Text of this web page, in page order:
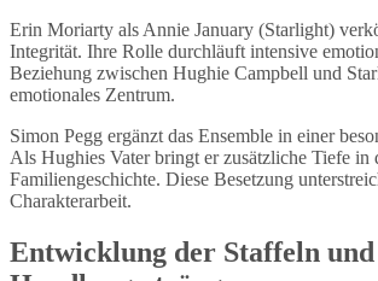
Erin Moriarty als Annie January (Starlight)
Integrität. Ihre Rolle durchläuft intensive
Beziehung zwischen Hughie Campbell und
emotionales Zentrum.
Simon Pegg ergänzt das Ensemble in einer
Als Hughies Vater bringt er zusätzliche Tiefe in
Familiengeschichte. Diese Besetzung
Charakterarbeit.
Entwicklung der Staffeln und